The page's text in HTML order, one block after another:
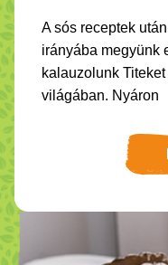
A sós receptek
irányába megyünk
kalauzolunk
világában. Nyáron